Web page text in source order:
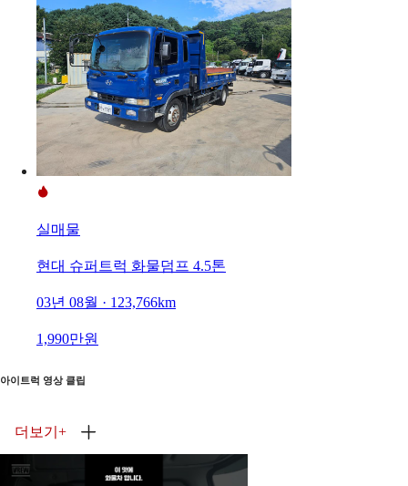
실매물
현대 슈퍼트럭 화물덤프 4.5톤
03년 08월 · 123,766km
1,990만원
아이트럭 영상 클립
더보기 +